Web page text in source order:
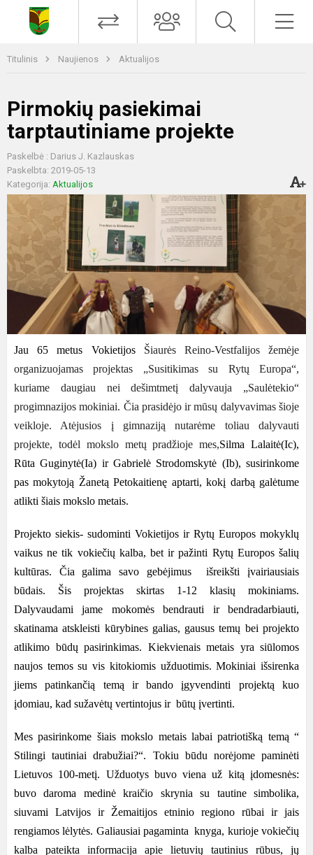
Titulinis Naujienos Aktualijos
Pirmokių pasiekimai
tarptautiniame projekte
Paskelbė : Darius J. Kazlauskas
Paskelbta: 2019-05-13
Kategorija: Aktualijos
Jau65 metus Vokietijos Šiaurės Reino-Vestfalijos žemėje
organizuojamas projektas „Susitikimas su Rytų Europa“,
kuriame daugiau nei dešimtmetį dalyvauja „Saulėtekio“
progimnazijos mokiniai. Čia prasidėjo ir mūsų dalyvavimas šioje
veikloje. Atėjusios į gimnaziją nutarėme toliau dalyvauti
projekte, todėl mokslo metų pradžioje mes,Silma Lalaitė(Ic),
Rūta Guginytė(Ia) ir Gabrielė Strodomskytė (Ib), susirinkome
pas mokytoją Žanetą Petokaitienę aptarti, kokį darbą galėtume
atlikti šiais mokslo metais.
Projekto siekis- sudominti Vokietijos ir Rytų Europos mokyklų
vaikus ne tik vokiečių kalba, bet ir pažinti Rytų Europos šalių
kultūras. Čia galima savo gebėjimus išreikšti įvairiausiais
būdais. Šis projektas skirtas 1-12 klasių mokiniams.
Dalyvaudami jame mokomės bendrauti ir bendradarbiauti,
skatinama atskleisti kūrybines galias, gausus temų bei projekto
atlikimo būdų pasirinkimas. Kiekvienais metais yra siūlomos
naujos temos su vis kitokiomis užduotimis. Mokiniai išsirenka
jiems patinkančią temą ir bando įgyvendinti projektą kuo
įdomiau, kad sužavėtų vertintojus ir būtų įvertinti.
Mes pasirinkome šiais mokslo metais labai patriotišką temą “
Stilingi tautiniai drabužiai?“. Tokiu būdu norėjome paminėti
Lietuvos 100-metį. Užduotys buvo viena už kitą įdomesnės:
buvo daroma medinė kraičio skrynia su tautine simbolika,
siuvami Latvijos ir Žemaitijos etninio regiono rūbai ir jais
rengiamos lėlytės. Galiausiai pagaminta knyga, kurioje vokiečių
kalba pateikta informacija apie lietuvių tautinius rūbus, jų